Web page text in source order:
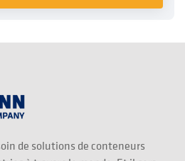
de solutions de conteneurs